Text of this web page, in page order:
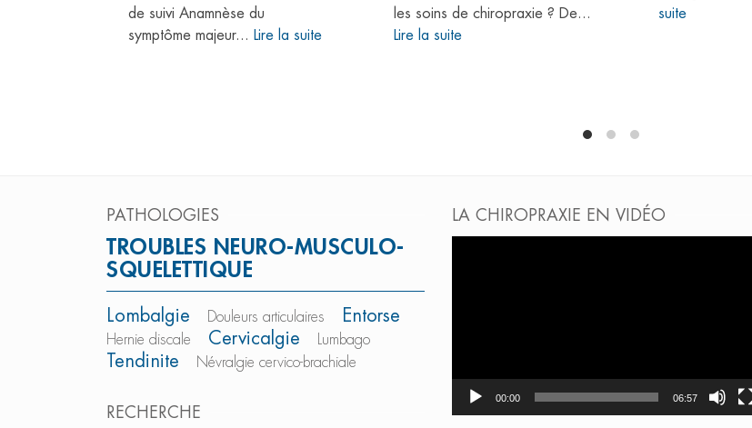
de suivi Anamnèse du
symptôme majeur... Lire la suite
les soins de chiropraxie ? De...
Lire la suite
suite
PATHOLOGIES
TROUBLES NEURO-MUSCULO-
SQUELETTIQUE
Lombalgie Douleurs articulaires Entorse
Hernie discale Cervicalgie Lumbago
Tendinite Névralgie cervico-brachiale
RECHERCHE
LA CHIROPRAXIE EN VIDÉO
00:00 06:57